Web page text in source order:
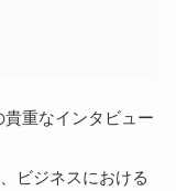
重なインタビュー
ビジネスにおける